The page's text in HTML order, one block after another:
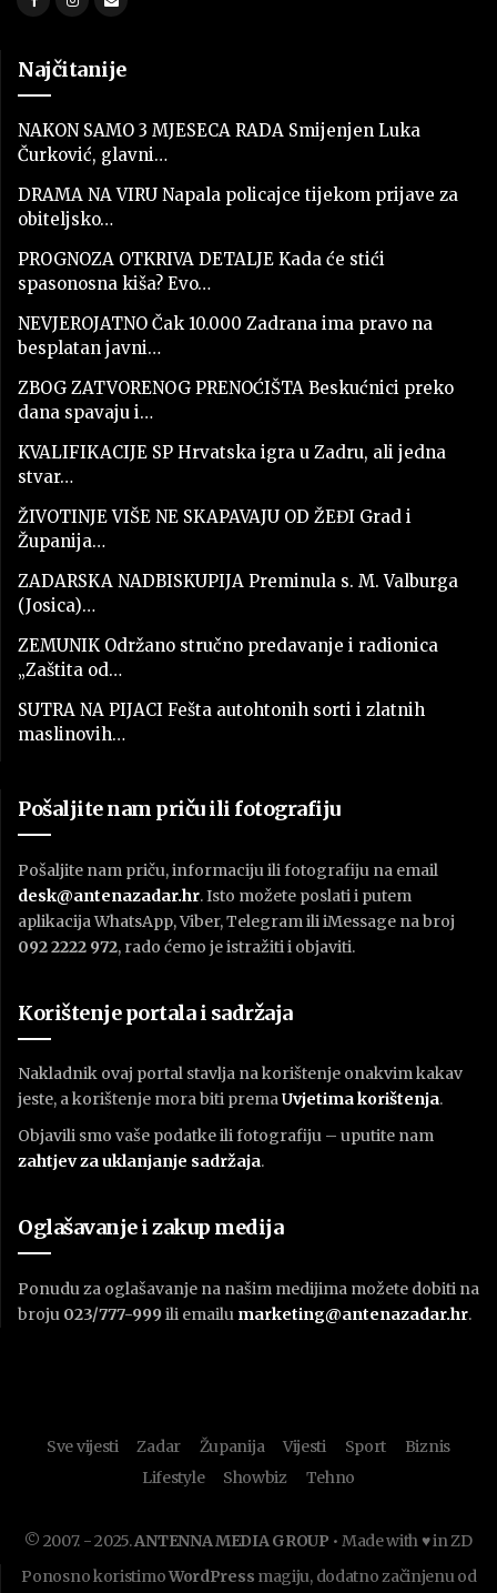
Najčitanije
NAKON SAMO 3 MJESECA RADA Smijenjen Luka
Čurković, glavni…
DRAMA NA VIRU Napala policajce tijekom prijave za
obiteljsko…
PROGNOZA OTKRIVA DETALJE Kada će stići
spasonosna kiša? Evo…
NEVJEROJATNO Čak 10.000 Zadrana ima pravo na
besplatan javni…
ZBOG ZATVORENOG PRENOĆIŠTA Beskućnici preko
dana spavaju i…
KVALIFIKACIJE SP Hrvatska igra u Zadru, ali jedna
stvar…
ŽIVOTINJE VIŠE NE SKAPAVAJU OD ŽEĐI Grad i
Županija…
ZADARSKA NADBISKUPIJA Preminula s. M. Valburga
(Josica)…
ZEMUNIK Održano stručno predavanje i radionica
„Zaštita od…
SUTRA NA PIJACI Fešta autohtonih sorti i zlatnih
maslinovih…
Pošaljite nam priču ili fotografiju
Pošaljite nam priču, informaciju ili fotografiju na email
desk@antenazadar.hr. Isto možete poslati i putem
aplikacija WhatsApp, Viber, Telegram ili iMessage na broj
092 2222 972, rado ćemo je istražiti i objaviti.
Korištenje portala i sadržaja
Nakladnik ovaj portal stavlja na korištenje onakvim kakav
jeste, a korištenje mora biti premaUvjetima korištenja.
Objavili smo vaše podatke ili fotografiju – uputite nam
zahtjev za uklanjanje sadržaja.
Oglašavanje i zakup medija
Ponudu za oglašavanje na našim medijima možete dobiti na
broju 023/777-999 ili emailu marketing@antenazadar.hr.
Sve vijesti Zadar Županija Vijesti Sport
Biznis
Lifestyle
Showbiz Tehno
© 2007. - 2025.ANTENNA MEDIA GROUP • Made with ♥ in ZD
Ponosno koristimoWordPress magiju, dodatno začinjenu od